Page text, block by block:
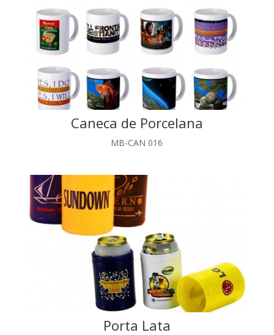
Caneca de Porcelana
MB-CAN 016
Porta Lata